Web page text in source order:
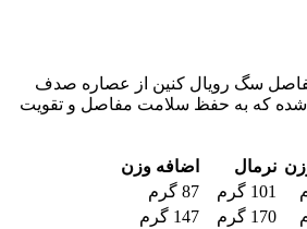
سگ رویال کنین از عصاره صدف
شده که به حفظ سلامت مفاصل و تقویت
نرمال
اضافه وزن
101 گرم
87 گرم
170 گرم
147 گرم